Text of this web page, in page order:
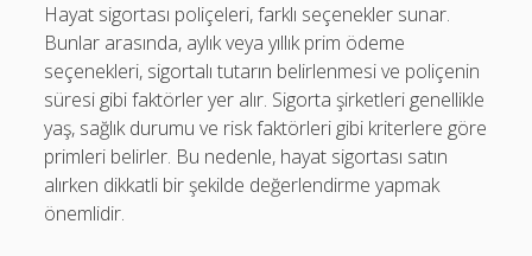
Hayat sigortası poliçeleri, farklı seçenekler sunar.
Bunlar arasında, aylık veya yıllık prim ödeme
seçenekleri, sigortalı tutarın belirlenmesi ve poliçenin
süresi gibi faktörler yer alır. Sigorta şirketleri genellikle
yaş, sağlık durumu ve risk faktörleri gibi kriterlere göre
primleri belirler. Bu nedenle, hayat sigortası satın
alırken dikkatli bir şekilde değerlendirme yapmak
önemlidir.